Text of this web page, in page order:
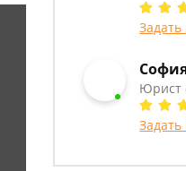
Задать
Юрист
Задать